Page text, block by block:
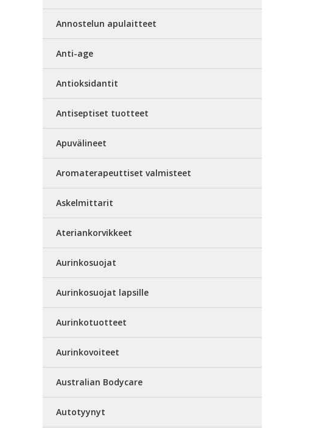
Annostelun apulaitteet
Anti-age
Antioksidantit
Antiseptiset tuotteet
Apuvälineet
Aromaterapeuttiset valmisteet
Askelmittarit
Ateriankorvikkeet
Aurinkosuojat
Aurinkosuojat lapsille
Aurinkotuotteet
Aurinkovoiteet
Australian Bodycare
Autotyynyt